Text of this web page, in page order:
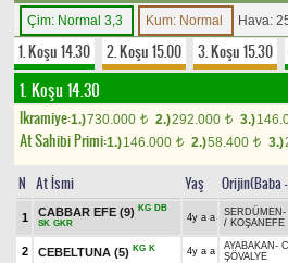
Çim: Normal 3,3 Kum: Normal Hava:
1. Koşu 14.30 2. Koşu 15.00 3. Koşu 15.30
1. Koşu 14.30
Ikramiye:1.)730.000 t 2.)292.000 t 3.)
At Sahibi Primi:1.)146.000 t 2.)58.400 t 3.)
N At İsmi Yaş Orijin(Baba
1 CABBAR EFE (9) KG DB
SK GKR
4y a a SERDÜMEN -
/ KOŞANEFE
2 CEBELTUNA (5) KG K 4y a a AYABAKAN -
ŞÖVALYE